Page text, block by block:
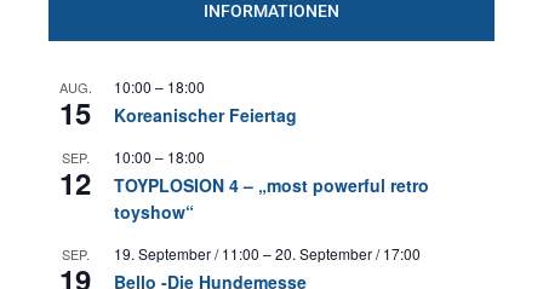
INFORMATIONEN
AUG.
15
10:00 – 18:00
Koreanischer Feiertag
SEP.
12
10:00 – 18:00
TOYPLOSION 4 – „most powerful retro
toyshow“
SEP.
19
19. September / 11:00 –20. September / 17:00
Bello -Die Hundemesse